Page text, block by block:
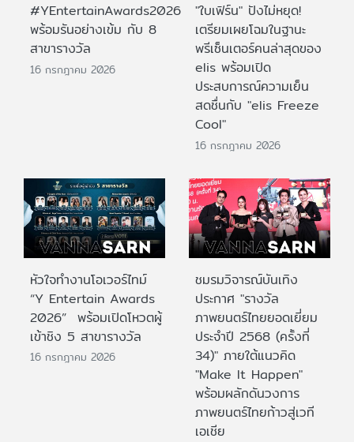
#YEntertainAwards2026
พร้อมรันอย่างเข้ม กับ 8
สาขารางวัล
16 กรกฎาคม 2026
"ใบเฟิร์น" ปังไม่หยุด!
เตรียมเผยโฉมในฐานะ
พรีเซ็นเตอร์คนล่าสุดของ
elis พร้อมเปิด
ประสบการณ์ความเย็น
สดชื่นกับ "elis Freeze
Cool"
16 กรกฎาคม 2026
หัวใจทำงานโอเวอร์ไทม์
“Y Entertain Awards
2026” พร้อมเปิดโหวตผู้
เข้าชิง 5 สาขารางวัล
16 กรกฎาคม 2026
ชมรมวิจารณ์บันเทิง
ประกาศ "รางวัล
ภาพยนตร์ไทยยอดเยี่ยม
ประจําปี 2568 (ครั้งที่
34)" ภายใต้แนวคิด
"Make It Happen"
พร้อมผลักดันวงการ
ภาพยนตร์ไทยก้าวสู่เวที
เอเชีย